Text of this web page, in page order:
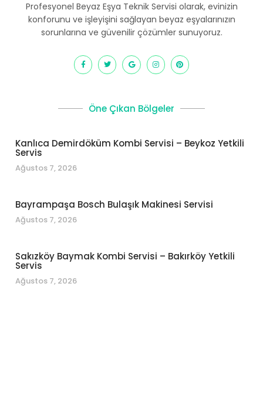
Profesyonel Beyaz Eşya Teknik Servisi olarak, evinizin
konforunu ve işleyişini sağlayan beyaz eşyalarınızın
sorunlarına ve güvenilir çözümler sunuyoruz.
Öne Çıkan Bölgeler
Kanlıca Demirdöküm Kombi Servisi – Beykoz Yetkili
Servis
Ağustos 7, 2026
Bayrampaşa Bosch Bulaşık Makinesi Servisi
Ağustos 7, 2026
Sakızköy Baymak Kombi Servisi – Bakırköy Yetkili
Servis
Ağustos 7, 2026